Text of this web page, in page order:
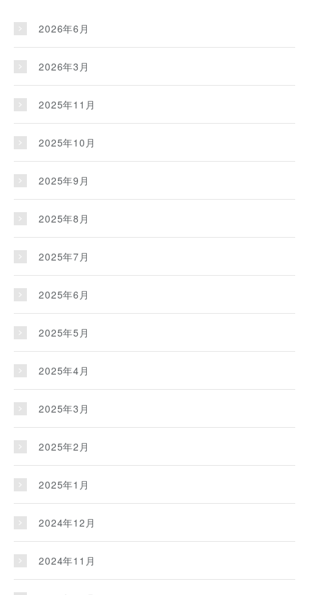
2026年6月
2026年3月
2025年11月
2025年10月
2025年9月
2025年8月
2025年7月
2025年6月
2025年5月
2025年4月
2025年3月
2025年2月
2025年1月
2024年12月
2024年11月